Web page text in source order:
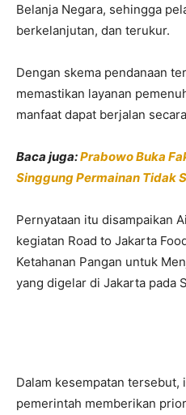
Belanja Negara, sehingga
berkelanjutan, dan terukur.
Dengan skema pendanaan
memastikan layanan
manfaat dapat berjalan
Baca juga:Prabowo Buka
Singgung Permainan Tidak
Pernyataan itu disampaikan
kegiatan Road to Jakarta
Ketahanan Pangan untuk
yang digelar di Jakarta pada
Dalam kesempatan tersebut,
pemerintah memberikan